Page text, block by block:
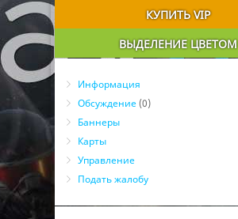
КУПИТЬ VIP
ВЫДЕЛЕНИЕ ЦВЕТОМ
Информация
Обсуждение (0)
Баннеры
Карты
Управление
Подать жалобу